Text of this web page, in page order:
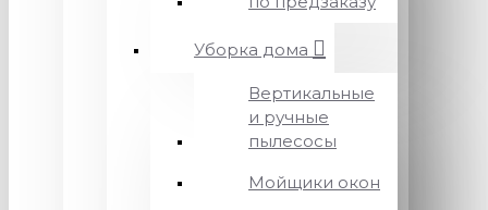
Уборка дома
Вертикальные
и ручные
пылесосы
Мойщики окон